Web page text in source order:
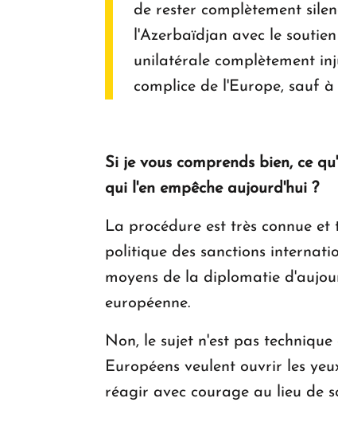
de rester complètement
l'Azerbaïdjan avec le
unilatérale complètement
complice de l'Europe, sauf
Si je vous comprends bien, ce
qui l'en empêche aujourd'hui ?
La procédure est très connue
politique des sanctions
moyens de la diplomatie
européenne.
Non, le sujet n'est pas
Européens veulent ouvrir les
réagir avec courage au lieu de